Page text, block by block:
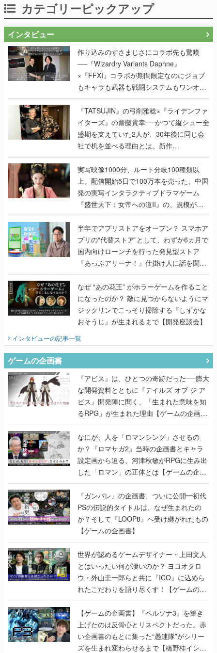
カテゴリーピックアップ
インタビュー
作り込みのすさまじさにコラボ先も驚嘆
──『Wizardry Variants Daphne』
×『FFXI』コラボが期間限定なのにジョブ
もキャラも武器も戦闘システムもワンオフ
で作り込まれた理由を両ディレクターに聞
く
『TATSUJIN』の弓削雅稔×『ライデンファ
イターズ』の齋藤貴幸──かつて縦シュー全
盛期を支えていた2人が、30年後に同じ会
社で机を並べる理由とは。新作
『TATSUJIN EXTREME』で初タッグを組
んだレジェンド2人に訊く開発秘話
実写映像1000分、ルート分岐100種類以
上。配信開始5日で100万本を売った、中国
発の実写インタラクティブドラマゲーム
『盛世天下：女帝への道II』の、規模が違
うこだわりをプロデューサーに聞いた
半年でアプリストアをオープン？ スマホア
プリの“代替ストア”として、わずか6ヵ月で
国内向けローンチを行った発見型ストア
『あっぷアリーナ！』仕掛け人に話を聞い
てみた
なぜ “あの花王” がホラーゲームを作ること
になったのか？ 敵に見つからないようにマ
ジックリンでこっそり掃除する『しずかな
おそうじ』が生まれるまで【開発座談会】
インタビューの記事一覧
ゲームの企画書
『アビス』は、ひとつの奇跡だった──膨大
な開発資料とともに『テイルズ オブ ジ ア
ビス』開発陣に聞く、「生まれた意味を知
るRPG」が生まれた理由【ゲームの企画
書】
なにが、人を「ロマンシング」させるの
か？『ロマサガ2』当時の企画書とキャラ
設定画から迫る、河津秋敏がRPGに生み出
した「ロマン」の正体とは【ゲームの企画
書】
『ガンパレ』の企画書、ついに公開━初代
PSの伝説的タイトルは、なぜ生まれたの
か？そして『LOOP8』へ受け継がれたもの
【ゲームの企画書】
世界が認めるゲームデザイナー・上田文人
とはいったい何が凄いのか？ ヨコオタロ
ウ・外山圭一郎らと共に『ICO』に込めら
れたこだわりを語り尽くす！【ゲームの企
画書】
【ゲームの企画書】『ペルソナ3』を築き
上げたのは反骨心とリスペクトだった。赤
い企画書のもとに集った“愚連隊”がシリー
ズを生まれ変わらせるまで【橋野桂インタ